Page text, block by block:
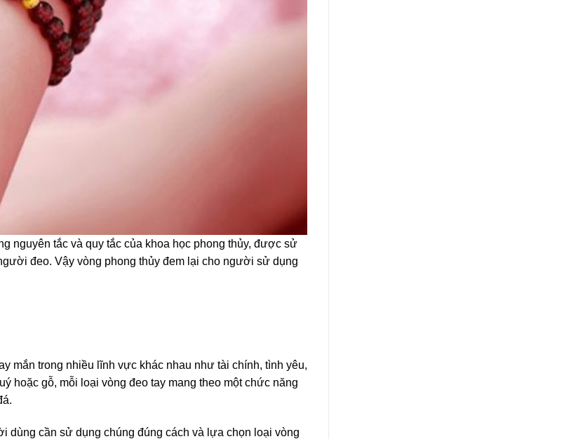
nguyên tắc và quy tắc của khoa học phong thủy, được sử
đeo. Vậy vòng phong thủy đem lại cho người sử dụng
mắn trong nhiều lĩnh vực khác nhau như tài chính, tình yêu,
hoặc gỗ, mỗi loại vòng đeo tay mang theo một chức năng
dùng cần sử dụng chúng đúng cách và lựa chọn loại vòng